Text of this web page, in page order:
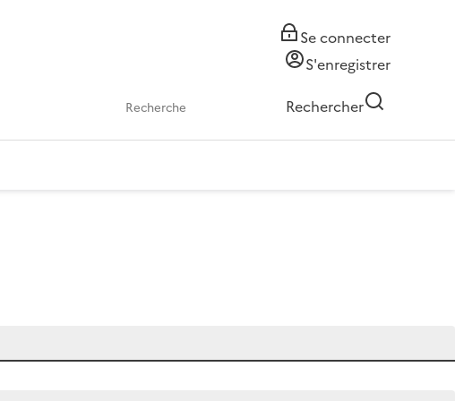
Se connecter
S'enregistrer
Rechercher